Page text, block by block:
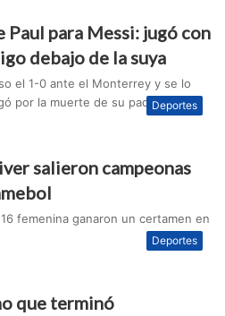
Paul para Messi: jugó con
debajo de la suya
el 1-0 ante el Monterrey y se lo
por la muerte de su padre. ...
Deportes
salieron campeonas
femenina ganaron un certamen en
Deportes
que terminó